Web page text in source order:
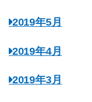
2019年5月
2019年4月
2019年3月